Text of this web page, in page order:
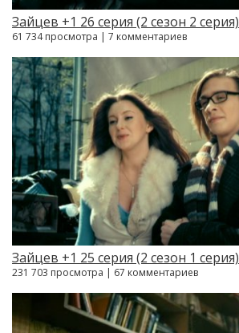
Зайцев +1 26 серия (2 сезон 2 серия)
61 734 просмотра | 7 комментариев
Зайцев +1 25 серия (2 сезон 1 серия)
231 703 просмотра | 67 комментариев